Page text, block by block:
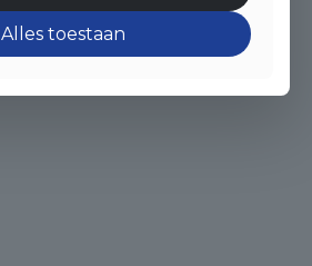
Alles toestaan